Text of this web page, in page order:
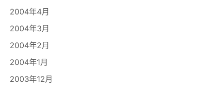
2004年4月
2004年3月
2004年2月
2004年1月
2003年12月